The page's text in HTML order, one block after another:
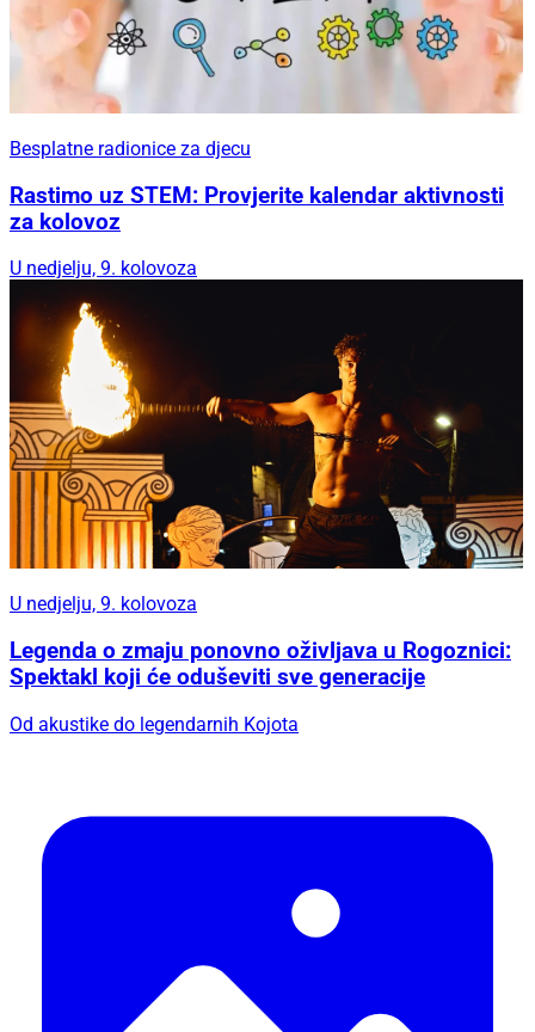
Besplatne radionice za djecu
Rastimo uz STEM: Provjerite kalendar aktivnosti
za kolovoz
U nedjelju, 9. kolovoza
U nedjelju, 9. kolovoza
Legenda o zmaju ponovno oživljava u Rogoznici:
Spektakl koji će oduševiti sve generacije
Od akustike do legendarnih Kojota